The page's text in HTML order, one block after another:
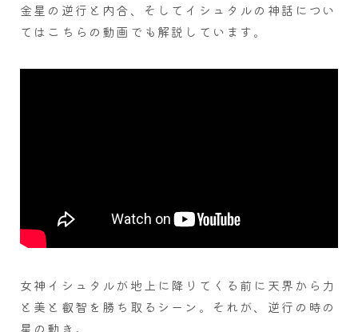
金星の逆行と内合、そしてイシュタルの神話につい
てはこちらの動画でも解説しています。
女神イシュタルが地上に降りてくる前に天界から力
と美と叡智を勝ち取るシーン。それが、逆行の時の
星の動き。